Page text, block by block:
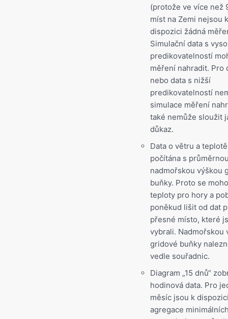
(protože ve více než
míst na Zemi nejsou k
dispozici žádná
Simulační data s
predikovatelností
měření nahradit. Pro
nebo data s nižší
predikovatelností
simulace měření
také nemůže sloužit
důkaz.
Data o větru a
počítána s
nadmořskou výškou
buňky. Proto se
teploty pro hory a
poněkud lišit od dat
přesné místo, které
vybrali. Nadmořskou
gridové buňky
vedle souřadnic.
Diagram „15 dnů“
hodinová data. Pro
měsíc jsou k
agregace